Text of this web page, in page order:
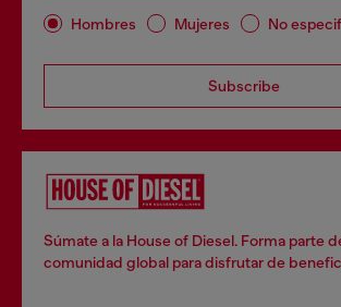
Hombres Mujeres No
Subscribe
Súmate a la House of Diesel. Forma parte
comunidad global para disfrutar de